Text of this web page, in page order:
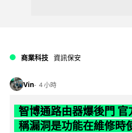
商業科技 資訊保安
Vin 4 小時
智博通路由器爆後門
稱漏洞是功能在維修時